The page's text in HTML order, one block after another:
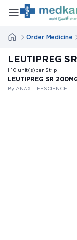
Order Medicine
LEUTIPREG
| 10 unit(s)per Strip
LEUTIPREG SR
By ANAX LIFESCIENCE